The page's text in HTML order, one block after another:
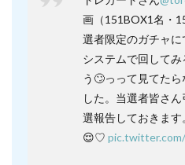
画（151BOX1名・
選者限定のガチャ
システムで回して
う🙄っって見てた
した。当選者皆さ
選報告しておきま
😌♡